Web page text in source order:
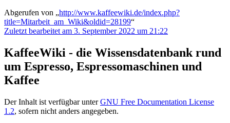
Abgerufen von „http://www.kaffeewiki.de/index.php?
title=Mitarbeit_am_Wiki&oldid=28199“
Zuletzt bearbeitet am 3. September 2022 um 21:22
KaffeeWiki - die Wissensdatenbank rund
um Espresso, Espressomaschinen und
Kaffee
Der Inhalt ist verfügbar unterGNU Free Documentation License
1.2, sofern nicht anders angegeben.